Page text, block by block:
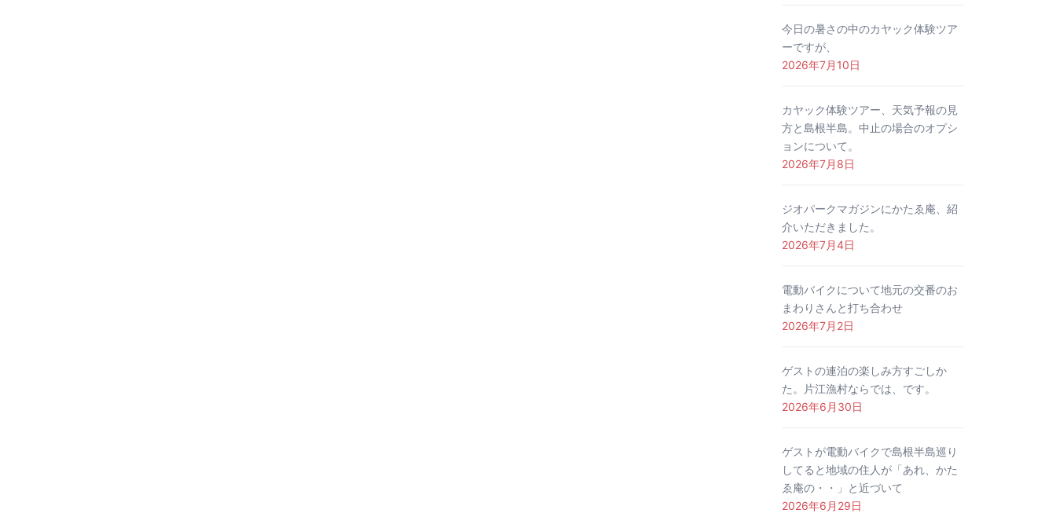
今日の暑さの中のカヤック体験ツア
ーですが、
2026年7月10日
カヤック体験ツアー、天気予報の見
方と島根半島。中止の場合のオプシ
ョンについて。
2026年7月8日
ジオパークマガジンにかたゑ庵、紹
介いただきました。
2026年7月4日
電動バイクについて地元の交番のお
まわりさんと打ち合わせ
2026年7月2日
ゲストの連泊の楽しみ方すごしか
た。片江漁村ならでは、です。
2026年6月30日
ゲストが電動バイクで島根半島巡り
してると地域の住人が「あれ、かた
ゑ庵の・・」と近づいて
2026年6月29日